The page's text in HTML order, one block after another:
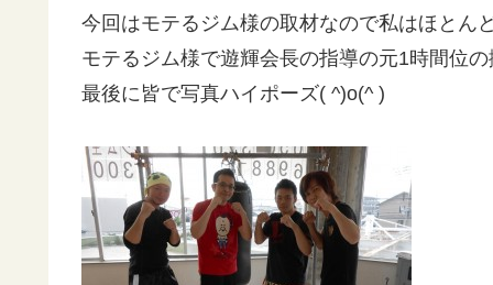
今回はモテるジム様の取材なので私はほとん
モテるジム様で遊輝会長の指導の元1時間位
最後に皆で写真ハイポーズ( ^)o(^ )